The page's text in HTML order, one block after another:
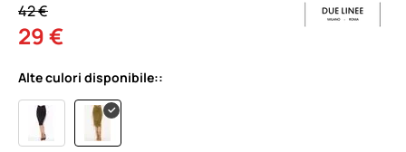
42 €
29 €
Alte culori disponibile::